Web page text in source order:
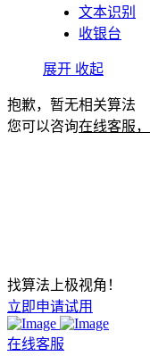
文本识别
收银台
展开 收起
抱歉，暂无相关算法
您可以咨询在线客服，
找算法上极视角！
立即申请试用
在线客服